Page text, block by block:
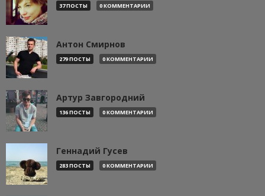
37 ПОСТЫ 0 КОММЕНТАРИИ
Антон Смирнов
279 ПОСТЫ 0 КОММЕНТАРИИ
Артур Завгородний
136 ПОСТЫ 0 КОММЕНТАРИИ
Геннадий Гусев
283 ПОСТЫ 0 КОММЕНТАРИИ